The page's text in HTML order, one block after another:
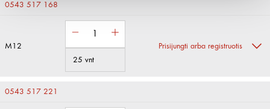
0543 517 168
M12
25 vnt
Prisijungti arba registruotis
0543 517 221